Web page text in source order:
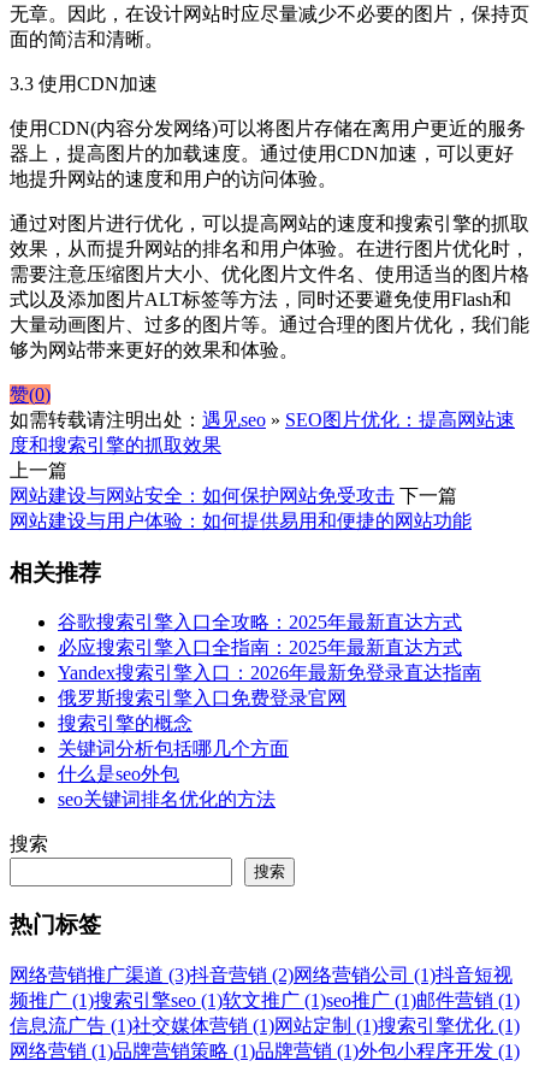
无章。因此，在设计网站时应尽量减少不必要的图片，保持页
面的简洁和清晰。
3.3 使用CDN加速
使用CDN(内容分发网络)可以将图片存储在离用户更近的服务
器上，提高图片的加载速度。通过使用CDN加速，可以更好
地提升网站的速度和用户的访问体验。
通过对图片进行优化，可以提高网站的速度和搜索引擎的抓取
效果，从而提升网站的排名和用户体验。在进行图片优化时，
需要注意压缩图片大小、优化图片文件名、使用适当的图片格
式以及添加图片ALT标签等方法，同时还要避免使用Flash和
大量动画图片、过多的图片等。通过合理的图片优化，我们能
够为网站带来更好的效果和体验。
赞(0)
如需转载请注明出处： 遇见seo » SEO图片优化：提高网站速
度和搜索引擎的抓取效果
上一篇
网站建设与网站安全：如何保护网站免受攻击 下一篇
网站建设与用户体验：如何提供易用和便捷的网站功能
相关推荐
谷歌搜索引擎入口全攻略：2025年最新直达方式
必应搜索引擎入口全指南：2025年最新直达方式
Yandex搜索引擎入口：2026年最新免登录直达指南
俄罗斯搜索引擎入口免费登录官网
搜索引擎的概念
关键词分析包括哪几个方面
什么是seo外包
seo关键词排名优化的方法
搜索
搜索
热门标签
网络营销推广渠道 (3)抖音营销 (2)网络营销公司 (1)抖音短视
频推广 (1)搜索引擎seo (1)软文推广 (1)seo推广 (1)邮件营销 (1)
信息流广告 (1)社交媒体营销 (1)网站定制 (1)搜索引擎优化 (1)
网络营销 (1)品牌营销策略 (1)品牌营销 (1)外包小程序开发 (1)